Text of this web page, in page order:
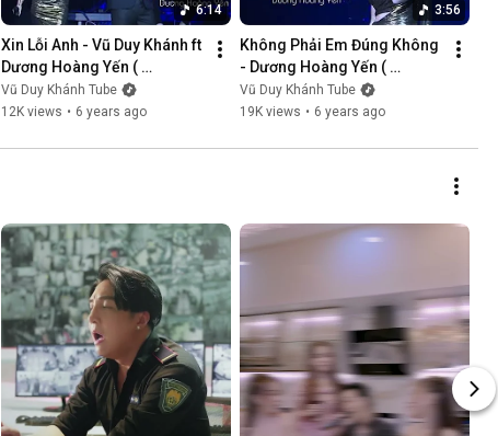
6:14
Xin Lỗi Anh - Vũ Duy Khánh ft
Dương Hoàng Yến (
LiveShow Vũ Duy Khánh
2019 Phần 5/21 )
Vũ Duy Khánh Tube
12K views • 6 years ago
3:56
Không Phải Em Đúng Không
- Dương Hoàng Yến (
LiveShow Vũ Duy Khánh
2019 Phần 6/21 )
Vũ Duy Khánh Tube
19K views • 6 years ago